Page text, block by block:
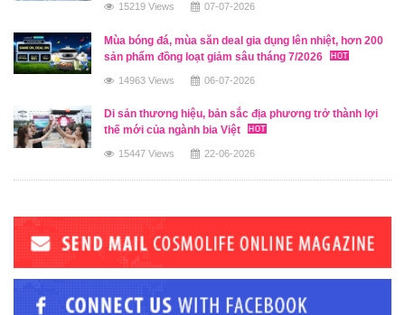
15219 Views 07-07-2026
Mùa bóng đá, mùa săn deal gia dụng lên nhiệt, hơn 200
sản phẩm đồng loạt giảm sâu tháng 7/2026
14963 Views 06-07-2026
Di sản thương hiệu, bản sắc địa phương trở thành lợi
thế mới của ngành bia Việt
15447 Views 22-06-2026